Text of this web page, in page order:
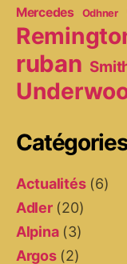
Mercedes
Odhner
ruban
Actualités(6)
Adler(20)
Alpina(3)
Argos(2)